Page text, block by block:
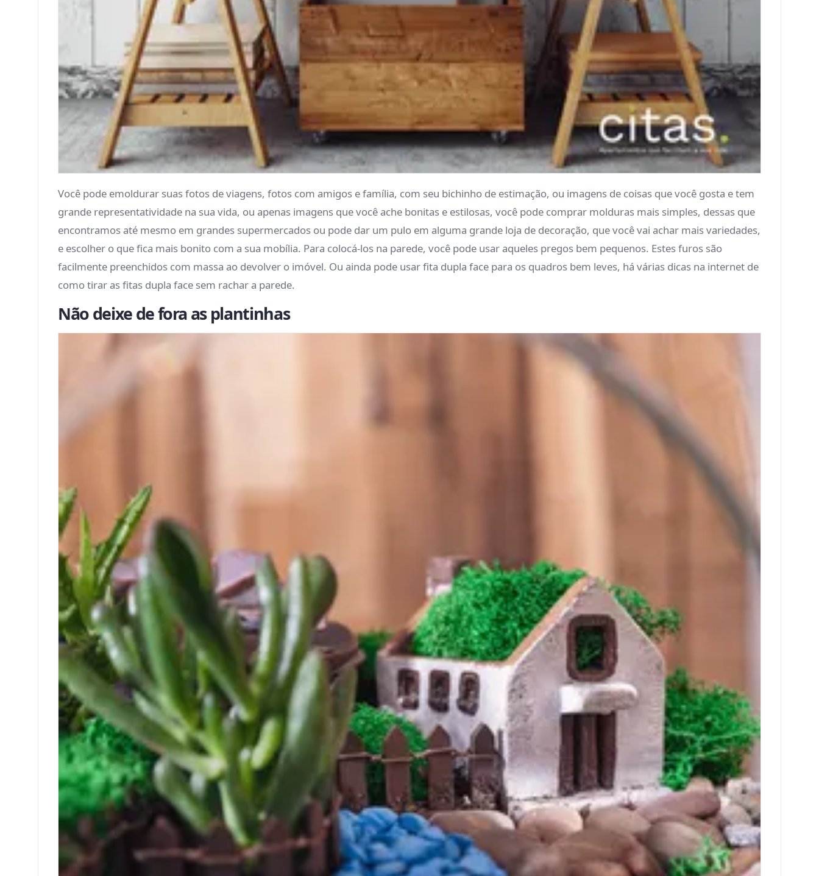
Você pode emoldurar suas fotos de viagens, fotos com amigos e família, com seu bichinho de estimação, ou imagens de coisas que você gosta e tem
grande representatividade na sua vida, ou apenas imagens que você ache bonitas e estilosas, você pode comprar molduras mais simples, dessas que
encontramos até mesmo em grandes supermercados ou pode dar um pulo em alguma grande loja de decoração, que você vai achar mais variedades,
e escolher o que fica mais bonito com a sua mobília. Para colocá-los na parede, você pode usar aqueles pregos bem pequenos. Estes furos são
facilmente preenchidos com massa ao devolver o imóvel. Ou ainda pode usar fita dupla face para os quadros bem leves, há várias dicas na internet de
como tirar as fitas dupla face sem rachar a parede.
Não deixe de fora as plantinhas